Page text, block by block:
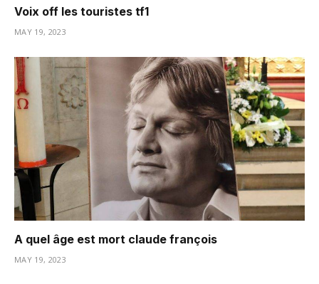
Voix off les touristes tf1
MAY 19, 2023
A quel âge est mort claude françois
MAY 19, 2023